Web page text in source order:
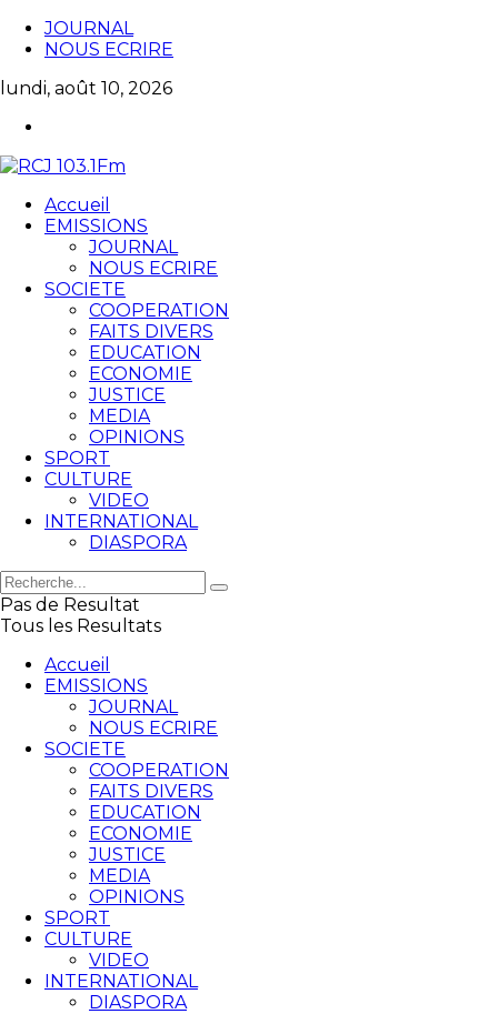
JOURNAL
NOUS ECRIRE
lundi, août 10, 2026
Accueil
EMISSIONS
JOURNAL
NOUS ECRIRE
SOCIETE
COOPERATION
FAITS DIVERS
EDUCATION
ECONOMIE
JUSTICE
MEDIA
OPINIONS
SPORT
CULTURE
VIDEO
INTERNATIONAL
DIASPORA
Pas de Resultat
Tous les Resultats
Accueil
EMISSIONS
JOURNAL
NOUS ECRIRE
SOCIETE
COOPERATION
FAITS DIVERS
EDUCATION
ECONOMIE
JUSTICE
MEDIA
OPINIONS
SPORT
CULTURE
VIDEO
INTERNATIONAL
DIASPORA